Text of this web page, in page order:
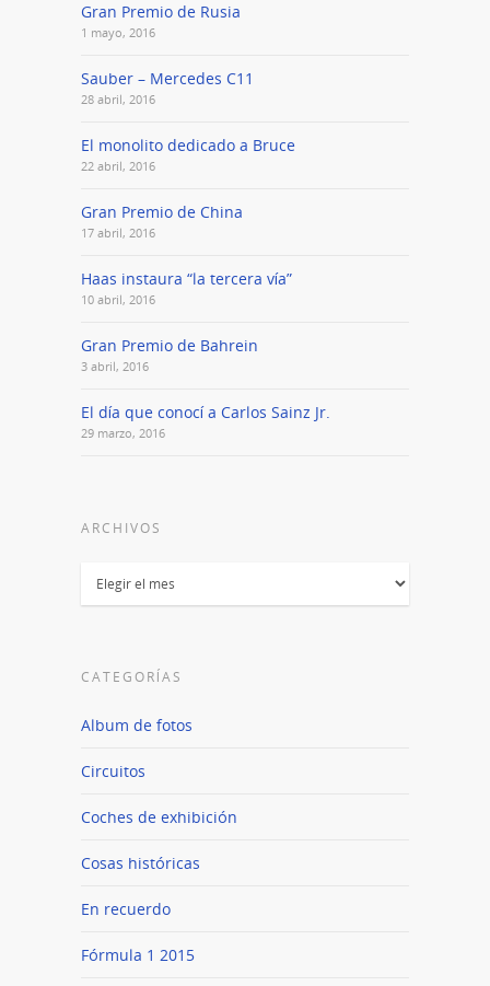
Gran Premio de Rusia
1 mayo, 2016
Sauber – Mercedes C11
28 abril, 2016
El monolito dedicado a Bruce
22 abril, 2016
Gran Premio de China
17 abril, 2016
Haas instaura “la tercera vía”
10 abril, 2016
Gran Premio de Bahrein
3 abril, 2016
El día que conocí a Carlos Sainz Jr.
29 marzo, 2016
ARCHIVOS
Archivos
CATEGORÍAS
Album de fotos
Circuitos
Coches de exhibición
Cosas históricas
En recuerdo
Fórmula 1 2015